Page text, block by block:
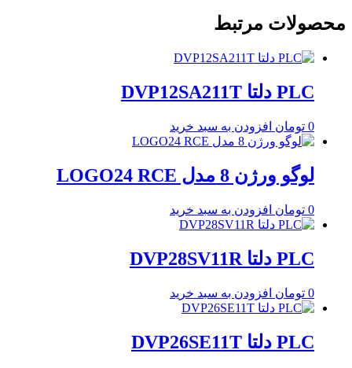
محصولات مرتبط
PLC دلتا DVP12SA211T
0 تومان افزودن به سبد خرید
لوگو ورژن 8 مدل LOGO24 RCE
0 تومان افزودن به سبد خرید
PLC دلتا DVP28SV11R
0 تومان افزودن به سبد خرید
PLC دلتا DVP26SE11T